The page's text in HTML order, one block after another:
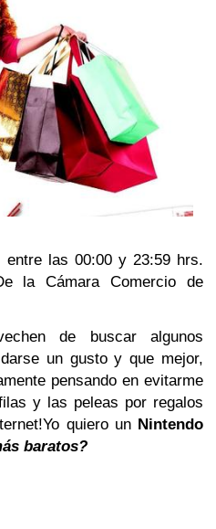
las 00:00 y 23:59 hrs.
la Cámara Comercio de
de buscar algunos
un gusto y que mejor,
pensando en evitarme
y las peleas por regalos
Yo quiero un Nintendo
baratos?